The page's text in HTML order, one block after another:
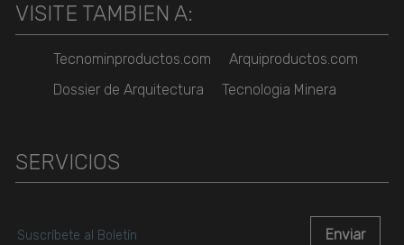
VISITE TAMBIEN A:
Tecnominproductos.com
Arquiproductos.com
Dossier de Arquitectura
Tecnologia Minera
SERVICIOS